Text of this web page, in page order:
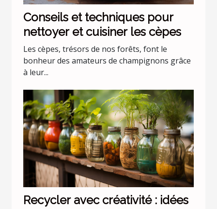
Conseils et techniques pour
nettoyer et cuisiner les cèpes
Les cèpes, trésors de nos forêts, font le
bonheur des amateurs de champignons grâce
à leur...
Recycler avec créativité : idées